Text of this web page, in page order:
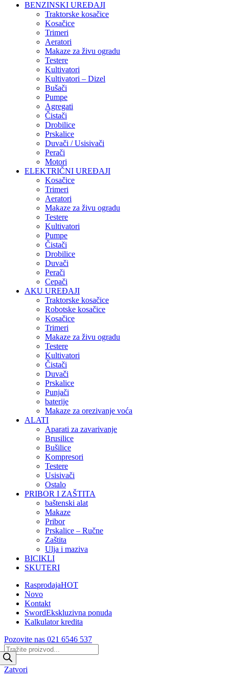
BENZINSKI UREĐAJI
Traktorske kosačice
Kosačice
Trimeri
Aeratori
Makaze za živu ogradu
Testere
Kultivatori
Kultivatori – Dizel
Bušači
Pumpe
Agregati
Čistači
Drobilice
Prskalice
Duvači / Usisivači
Perači
Motori
ELEKTRIČNI UREĐAJI
Kosačice
Trimeri
Aeratori
Makaze za živu ogradu
Testere
Kultivatori
Pumpe
Čistači
Drobilice
Duvači
Perači
Cepači
AKU UREĐAJI
Traktorske kosačice
Robotske kosačice
Kosačice
Trimeri
Makaze za živu ogradu
Testere
Kultivatori
Čistači
Duvači
Prskalice
Punjači
baterije
Makaze za orezivanje voća
ALATI
Aparati za zavarivanje
Brusilice
Bušilice
Kompresori
Testere
Usisivači
Ostalo
PRIBOR I ZAŠTITA
baštenski alat
Makaze
Pribor
Prskalice – Ručne
Zaštita
Ulja i maziva
BICIKLI
SKUTERI
RasprodajaHOT
Novo
Kontakt
SwordEkskluzivna ponuda
Kalkulator kredita
Pozovite nas 021 6546 537
Products
search
Zatvori